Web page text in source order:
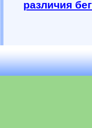
различия